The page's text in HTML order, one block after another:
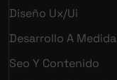
Diseño Ux/ui
Desarrollo A Medida
Seo Y Contenido